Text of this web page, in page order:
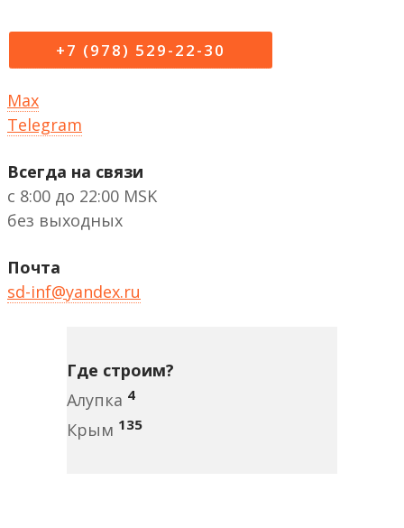
+7 (978) 529-22-30
Max
Telegram
Всегда на связи
с 8:00 до 22:00 MSK
без выходных
Почта
sd-inf@yandex.ru
Где строим?
Алупка 4
Крым 135